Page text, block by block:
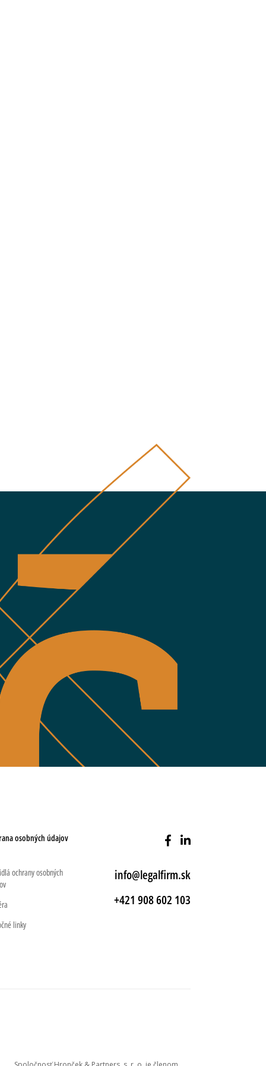
osobných údajov
ochrany osobných
linky
info@legalfirm.sk
+421 908 602 103